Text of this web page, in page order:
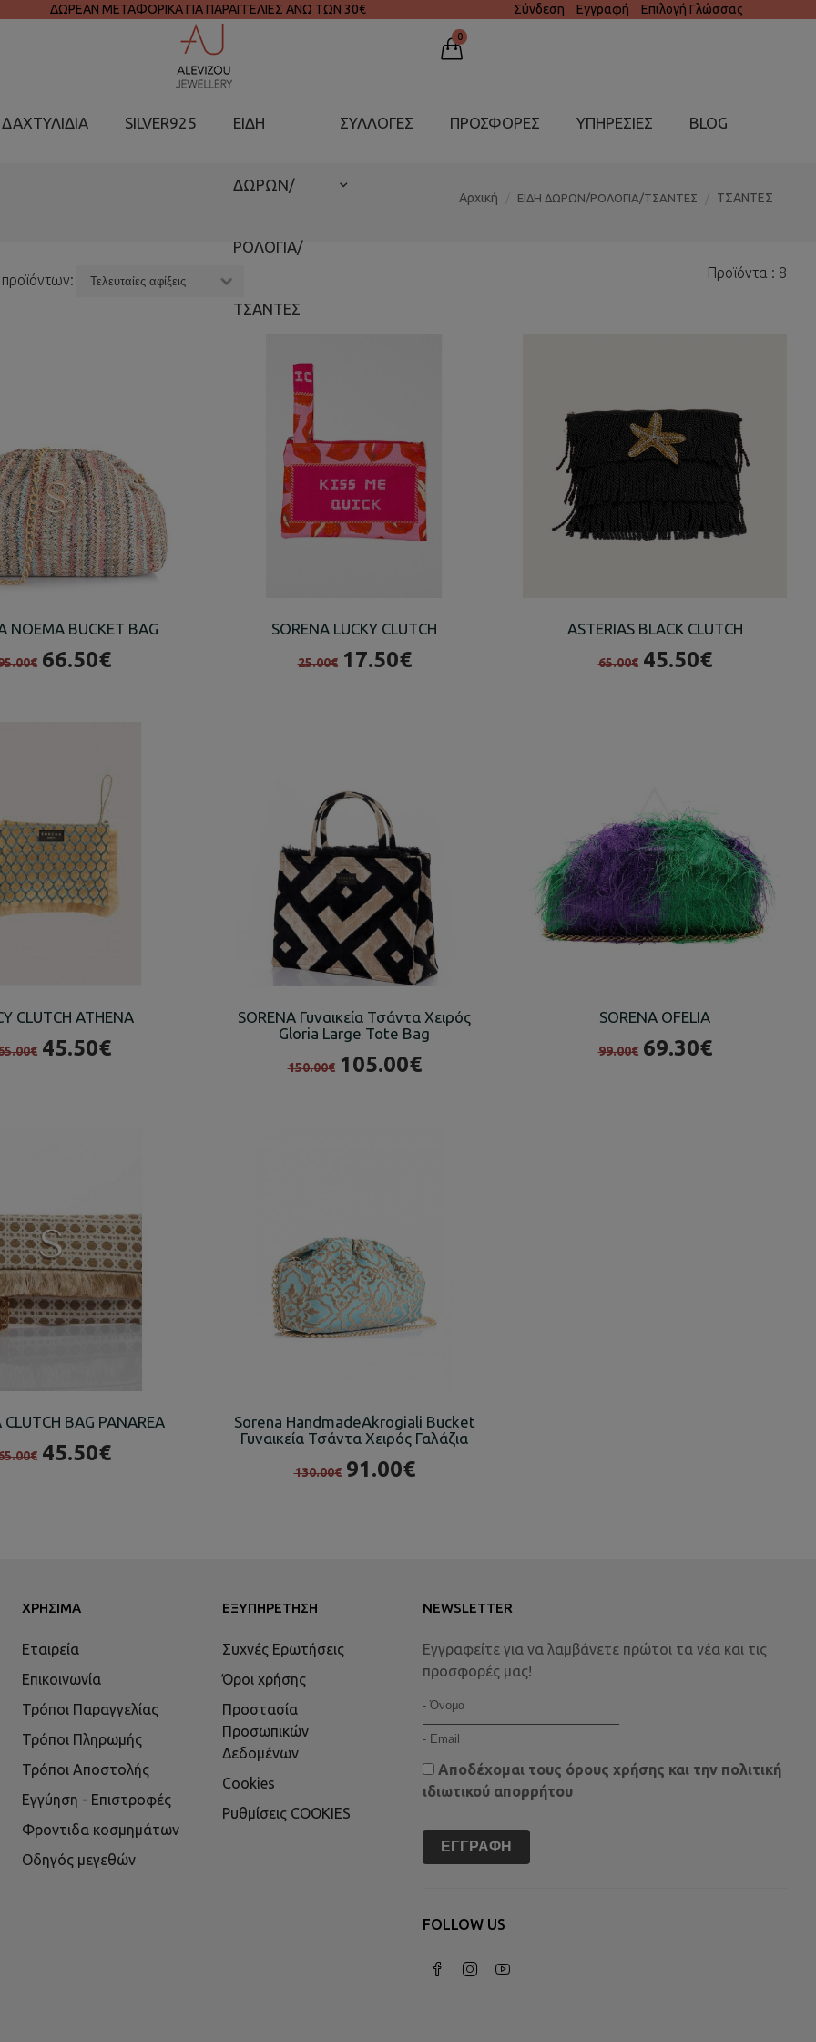
ΔΩΡΕΑΝ ΜΕΤΑΦΟΡΙΚΑ ΓΙΑ ΠΑΡΑΓΓΕΛΙΕΣ ΑΝΩ ΤΩΝ 30€ Σύνδεση Εγγραφή Επιλογή Γλώσσας
0
ΔΑΧΤΥΛΙΔΙΑ SILVER925 ΕΙΔΗ
ΔΩΡΩΝ/
ΡΟΛΟΓΙΑ/
ΤΣΑΝΤΕΣ
ΣΥΛΛΟΓΕΣ ΠΡΟΣΦΟΡΕΣ ΥΠΗΡΕΣΊΕΣ BLOG
Αρχική ΕΙΔΗ ΔΩΡΩΝ/ΡΟΛΟΓΙΑ/ΤΣΑΝΤΕΣ ΤΣΑΝΤΕΣ
Προϊόντα : 8
NOEMA BUCKET BAG
66.50€
SORENA LUCKY CLUTCH
25.00€ 17.50€
ASTERIAS BLACK CLUTCH
65.00€ 45.50€
CLUTCH ATHENA
45.50€
SORENA Γυναικεία Τσάντα Χειρός
Gloria Large Tote Bag
150.00€ 105.00€
SORENA OFELIA
99.00€ 69.30€
CLUTCH BAG PANAREA
45.50€
Sorena HandmadeAkrogiali Bucket
Γυναικεία Τσάντα Χειρός Γαλάζια
130.00€ 91.00€
ΧΡΉΣΙΜΑ
Εταιρεία
Επικοινωνία
Τρόποι Παραγγελίας
Τρόποι Πληρωμής
Τρόποι Αποστολής
Εγγύηση - Επιστροφές
Φροντιδα κοσμημάτων
Οδηγός μεγεθών
ΕΞΥΠΗΡΈΤΗΣΗ
Συχνές Ερωτήσεις
Όροι χρήσης
Προστασία
Προσωπικών
Δεδομένων
Cookies
Ρυθμίσεις COOKIES
NEWSLETTER
Εγγραφείτε για να λαμβάνετε πρώτοι τα νέα και τις
προσφορές μας!
Αποδέχομαι τους όρους χρήσης και την πολιτική
ιδιωτικού απορρήτου
ΕΓΓΡΑΦΉ
FOLLOW US